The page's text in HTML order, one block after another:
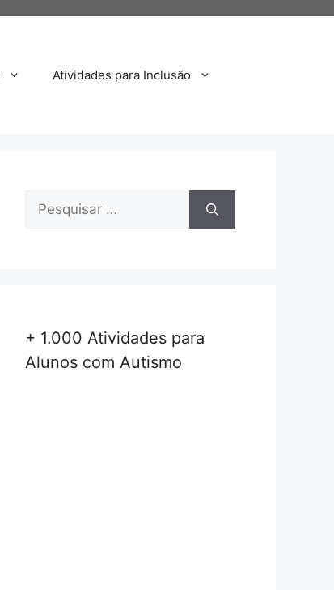
Atividades para Inclusão
Pesquisar
+ 1.000 Atividades para
Alunos com Autismo